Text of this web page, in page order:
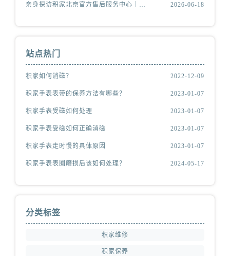
2026-06-18
站点热门
积家如何消磁？ 2022-12-09
积家手表表带的保养方法有哪些？ 2023-01-07
积家手表受磁如何处理 2023-01-07
积家手表受磁如何正确消磁 2023-01-07
积家手表走时慢的具体原因 2023-01-07
积家手表表圈磨损后该如何处理？ 2024-05-17
分类标签
积家维修
积家保养